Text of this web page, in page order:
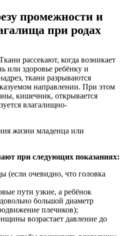
промежности и
при родах
рассекают, когда возникает
или здоровье ребёнку и
ткани разрываются
направлении. При этом
кишечник, открывается
влагалищно-
жизни младенца или
при следующих показаниях:
(если очевидно, что головка
пути узкие, а ребёнок
большой диаметр
плечиков);
возрастает давление до